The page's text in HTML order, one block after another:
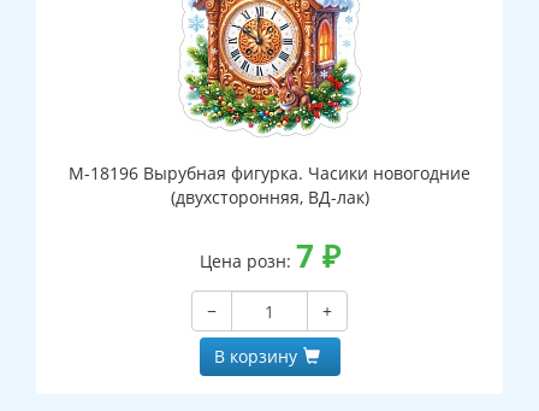
М-18196 Вырубная фигурка. Часики новогодние
(двухсторонняя, ВД-лак)
Цена розн: 7 ₽
−
+
В корзину